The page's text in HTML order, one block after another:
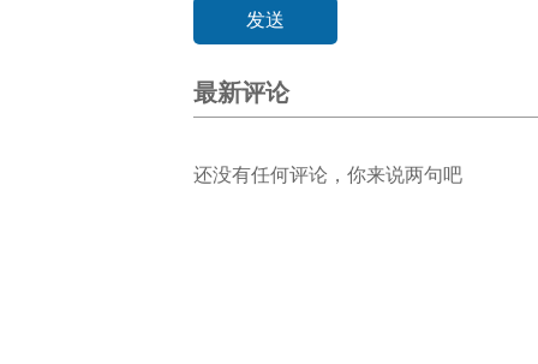
最新评论
还没有任何评论，你来说两句吧